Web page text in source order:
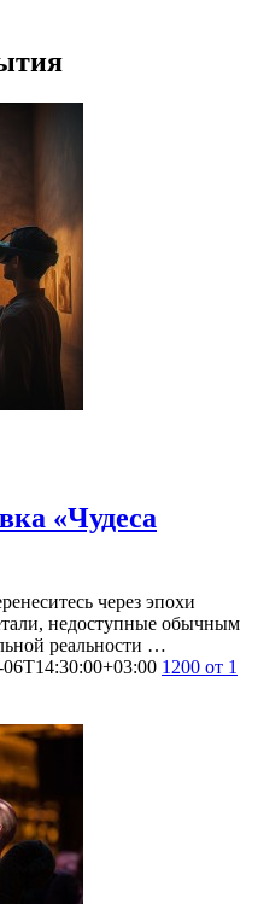
«Чудеса
через эпохи
недоступные обычным
реальности …
06T14:30:00+03:00 1200 от 1